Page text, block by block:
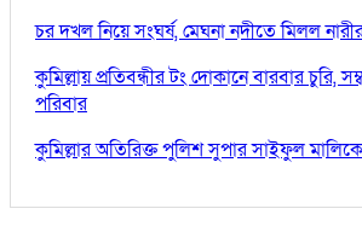
চর দখল নিয়ে সংঘর্ষ, মেঘনা নদীতে মিলল
কুমিল্লায় প্রতিবন্ধীর টং দোকানে বারবার চুরি,
পরিবার
কুমিল্লার অতিরিক্ত পুলিশ সুপার সাইফুল